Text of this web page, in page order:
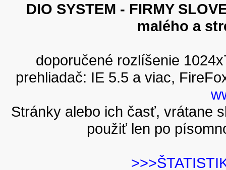
DIO SYSTEM - FIRMY
malého a
doporučené rozlíšenie
prehliadač: IE 5.5 a viac,
Stránky alebo ich časť, vrátane
použiť len po